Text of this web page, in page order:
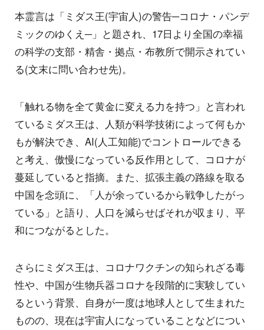
本霊言は「ミダス王(宇宙人)の警告─コロナ・パンデ
ミックのゆくえ─」と題され、17日より全国の幸福
の科学の支部・精舎・拠点・布教所で開示されてい
る(文末に問い合わせ先)。
「触れる物を全て黄金に変える力を持つ」と言われ
ているミダス王は、人類が科学技術によって何もか
もが解決でき、AI(人工知能)でコントロールできる
と考え、傲慢になっている反作用として、コロナが
蔓延していると指摘。また、拡張主義の路線を取る
中国を念頭に、「人が余っているから戦争したがっ
ている」と語り、人口を減らせばそれが収まり、平
和につながるとした。
さらにミダス王は、コロナワクチンの知られざる毒
性や、中国が生物兵器コロナを段階的に実験してい
るという背景、自身が一度は地球人として生まれた
ものの、現在は宇宙人になっていることなどについ